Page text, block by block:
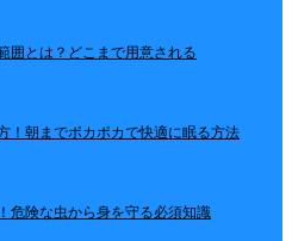
囲とは？どこまで用意される
！朝までポカポカで快適に眠る方法
危険な虫から身を守る必須知識